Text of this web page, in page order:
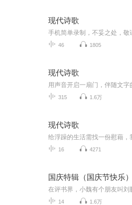
现代诗歌
手机简单录制，不妥之处，敬
46 1805
现代诗歌
315 1.6万
现代诗歌
16 4271
国庆特辑（国庆节快乐）
14 1.6万